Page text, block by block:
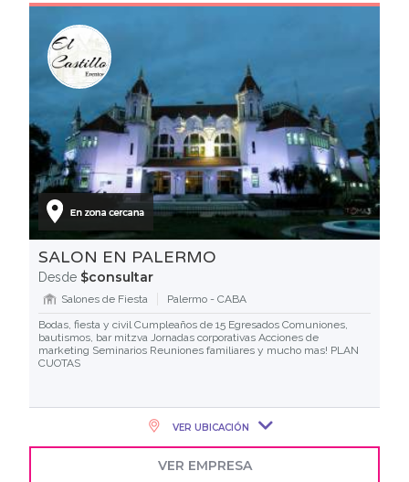
SALON EN PALERMO
Desde $consultar
Salones de Fiesta
Palermo - CABA
Bodas, fiesta y civil Cumpleaños de 15 Egresados Comuniones,
bautismos, bar mitzva Jornadas corporativas Acciones de
marketing Seminarios Reuniones familiares y mucho mas! PLAN
CUOTAS
VER UBICACIÓN
VER EMPRESA